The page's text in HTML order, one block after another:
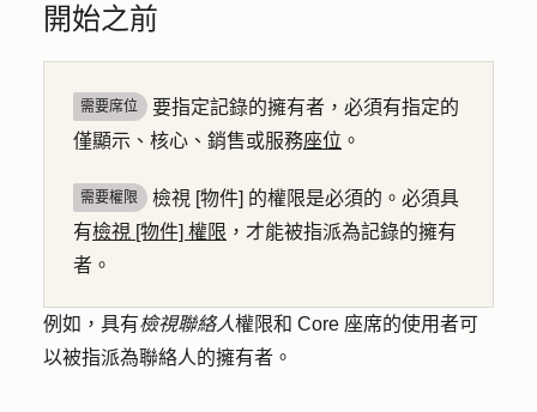
開始之前
需要席位
要指定記錄的擁有者，必須有指定的
僅顯示、核心、銷售或服務座位 。
需要權限
檢視 [物件] 的權限是必須的。必須具
有檢視 [物件] 權限 ，才能被指派為記錄的擁有
者。
例如，具有檢視聯絡人權限和 Core 座席的使用者可
以被指派為聯絡人的擁有者。